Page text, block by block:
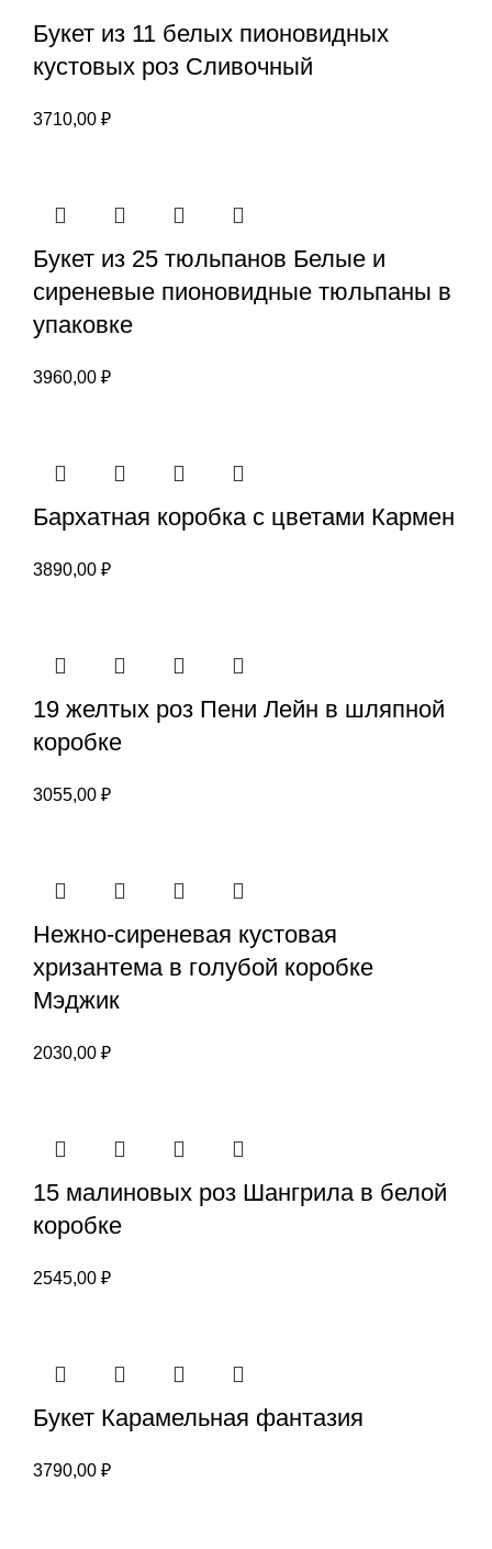
Букет из 11 белых пионовидных
кустовых роз Сливочный
3710,00 ₽
Букет из 25 тюльпанов Белые и
сиреневые пионовидные тюльпаны в
упаковке
3960,00 ₽
Бархатная коробка с цветами Кармен
3890,00 ₽
19 желтых роз Пени Лейн в шляпной
коробке
3055,00 ₽
Нежно-сиреневая кустовая
хризантема в голубой коробке
Мэджик
2030,00 ₽
15 малиновых роз Шангрила в белой
коробке
2545,00 ₽
Букет Карамельная фантазия
3790,00 ₽